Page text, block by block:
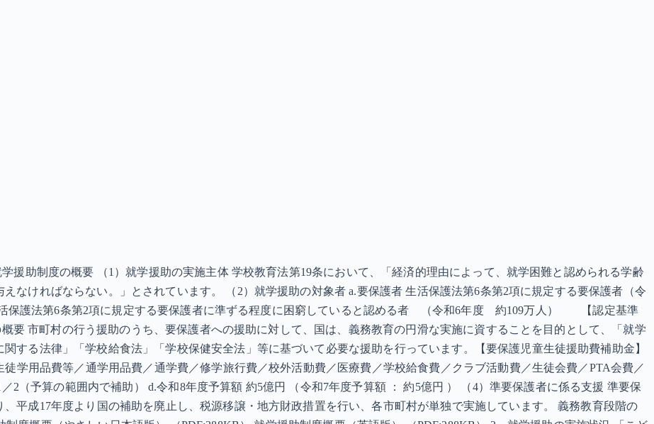
援助制度の概要 （1）就学援助の実施主体 学校教育法第19条において、「経済的理由によって、就学困難と認められる学齢
なければならない。」とされています。 （2）就学援助の対象者 a.要保護者 生活保護法第6条第2項に規定する要保護者（令
保護法第6条第2項に規定する要保護者に準ずる程度に困窮していると認める者 （令和6年度 約109万人） 【認定基準
要 市町村の行う援助のうち、要保護者への援助に対して、国は、義務教育の円滑な実施に資することを目的として、「就学
する法律」「学校給食法」「学校保健安全法」等に基づいて必要な援助を行っています。【要保護児童生徒援助費補助金】
学用品費等／通学用品費／通学費／修学旅行費／校外活動費／医療費／学校給食費／クラブ活動費／生徒会費／PTA会費／
2（予算の範囲内で補助） d.令和8年度予算額 約5億円 （令和7年度予算額 ： 約5億円 ） （4）準要保護者に係る支援 準要保
平成17年度より国の補助を廃止し、税源移譲・地方財政措置を行い、各市町村が単独で実施しています。 義務教育段階の